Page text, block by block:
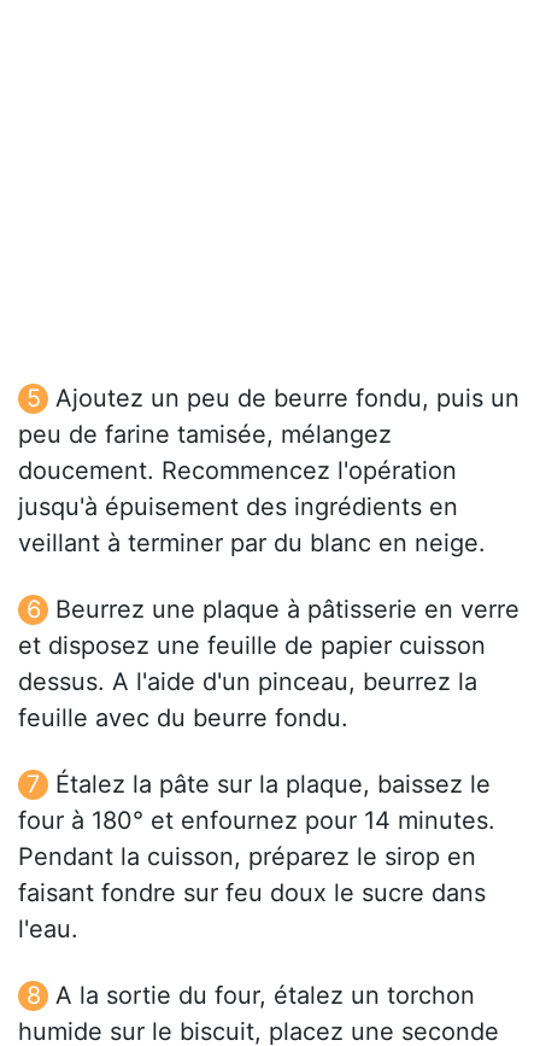
Ajoutez un peu de beurre fondu, puis un
peu de farine tamisée, mélangez
doucement. Recommencez l'opération
jusqu'à épuisement des ingrédients en
veillant à terminer par du blanc en neige.
Beurrez une plaque à pâtisserie en verre
et disposez une feuille de papier cuisson
dessus. A l'aide d'un pinceau, beurrez la
feuille avec du beurre fondu.
Étalez la pâte sur la plaque, baissez le
four à 180° et enfournez pour 14 minutes.
Pendant la cuisson, préparez le sirop en
faisant fondre sur feu doux le sucre dans
l'eau.
A la sortie du four, étalez un torchon
humide sur le biscuit, placez une seconde